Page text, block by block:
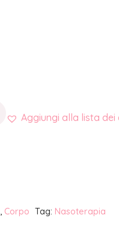
Aggiungi alla lista dei
, Corpo Tag: Nasoterapia